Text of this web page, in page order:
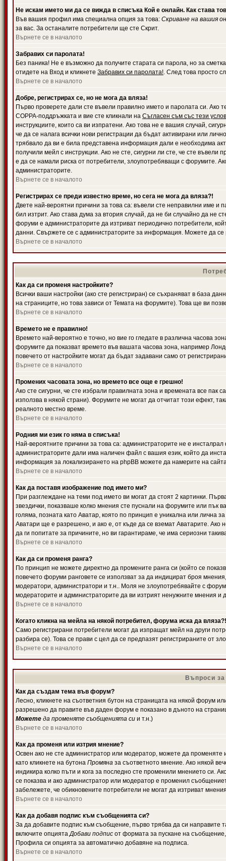
Не искам името ми да се вижда в списъка Кой е онлайн. Как става
Във вашия профил има специална опция за това: Скриване на вашия
за вас. За останалите потребители ще сте Скрит.
Върнете се в началото
Забравих си паролата!
Без паника! Не е възможно да получите старата си парола, но за
отидете на Вход и кликнете Забравих си паролата!. След това просто
Върнете се в началото
Добре, регистрирах се, но не мога да вляза!
Първо проверете дали сте въвели правилно името и паролата си. Ако
COPPA-поддръжката и вие сте кликнали на Съгласен съм със тези
инструкциите, които са ви изпратени. Ако това не е вашия случай,
че да се налага всички нови регистрации да бъдат активирани или
трябвало да ви е била представена информация дали е необходима
получили мейл с инструкции. Ако не сте, сигурни ли сте, че сте
е да се намали риска от потребители, злоупотребяващи с форумите.
администраторите.
Върнете се в началото
Регистрирах се преди известно време, но сега не мога да вляза?!
Двете най-вероятни причини за това са: въвели сте неправилни име и
бил изтрит. Ако става дума за втория случай, да не би случайно да
форуми е администраторите да изтриват периодично потребители,
данни. Свържете се с администраторите за информация. Можете да се
Върнете се в началото
Как да си променя настройките?
Всички ваши настройки (ако сте регистриран) се съхраняват в база
на страниците, но това зависи от Темата на форумите). Това ще ви
Върнете се в началото
Времето не е правилно!
Времето най-вероятно е точно, но вие го гледате в различна часова
форумите да показват времето във вашата часова зона, например
повечето от настройките могат да бъдат задавани само от
Върнете се в началото
Промених часовата зона, но времето все още е грешно!
Ако сте сигурни, че сте избрали правилната зона и времената все
използва в някой страни). Форумите не могат да отчитат този ефект,
реалното местно време.
Върнете се в началото
Родния ми език го няма в списъка!
Най-вероятните причини за това са: администраторите не е
администраторите дали има наличен файл с вашия език, който да
информация за локализирането на phpBB можете да намерите на
Върнете се в началото
Как да поставя изображение под името ми?
При разглеждане на теми под името ви могат да стоят 2 картинки.
звездички, показваше колко мнения сте пуснали на форумите или пък
голяма, позната като Аватар, която по принцип е уникална или лична
Аватари ще е разрешено, и ако е, от къде да се вземат Аватарите.
да ги попитате за причините, но ви гарантираме, че има сериозни
Върнете се в началото
Как да си променя ранга?
По принцип не можете директно да промените ранга си (който се
повечето форуми ранговете се използват за да индицират броя
модератори, администратори и т.н.. Моля не злоупотребявайте с
модераторите и администраторите да ви изтрият ненужните мнения и
Върнете се в началото
Когато кликна на мейла на някой потребител, форума иска да вляза?!
Само регистрирани потребители могат да изпращат мейл на други
разбира се). Това се прави с цел да се предпазят регистрираните от
Върнете се в началото
Въпроси
Как да създам тема във форум?
Лесно, кликнете на съответния бутон на страницата на някой форум
разрешено да правите във даден форум е показано в дъното на
Можете да променяте съобщенията си и т.н.)
Върнете се в началото
Как да променя или изтрия мнение?
Освен ако не сте администратор или модератор, можете да
като кликнете на бутона Промяна за съответното мнение. Ако някой
индикира колко пъти и кога за последно сте променили мнението си.
се показва и ако администратор или модератор е променил
забележете, че обикновените потребители не могат да изтриват
Върнете се в началото
Как да добавя подпис към съобщенията си?
За да добавите подпис към съобщение, първо трябва да си
включите опциятаДобави подпис от формата за пускане на
Профила си опцията за автоматично добавяне на подписа.
Върнете се в началото